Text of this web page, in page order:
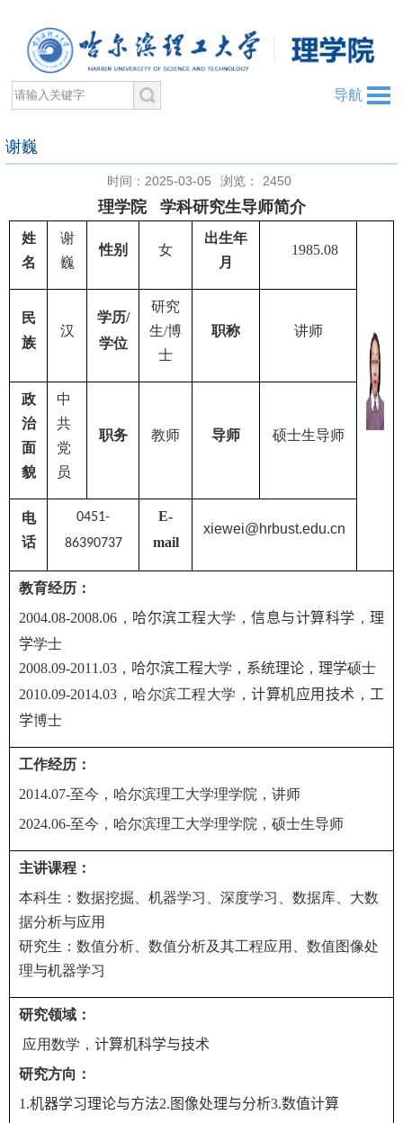
导航
谢巍
时间：2025-03-05 浏览： 2450
理学院 学科研究生导师简介
姓
名
谢
巍
性别 女
出生年
月
1985.08
民
族
汉
学历/
学位
研究
生/博
士
职称 讲师
政
治
面
貌
中
共
党
员
职务 教师 导师 硕士生导师
电
话
0451-
86390737
E-
mail
xiewei@hrbust.edu.cn
教育经历：
2004.08-2008.06 ， 哈尔滨工程大学， 信息与计算科学 ， 理
学学士
2008.09-201 1 .03 ， 哈尔滨工程大学， 系统理论 ， 理学硕士
2010.09-2014.03 ，哈尔滨工程大学， 计算机应用技术 ， 工
学博士
工作经历：
2014.07-至今，哈尔滨理工大学理学院，讲师
2024.06-至今 ， 哈尔滨理工大学理学院 ， 硕士生导师
主讲课程：
本科生：数据挖掘、机器学习、深度学习、数据库、大数
据分析与应用
研究生：数值分析、数值分析及其工程应用、数值图像处
理与机器学习
研究领域：
应用数学， 计算机科学与技术
研究方向：
1.机器学习理论与方法2. 图像处理与分析3.数值计算